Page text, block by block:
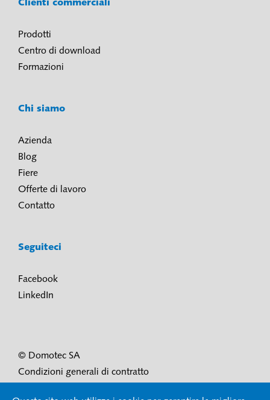
Clienti commerciali
Prodotti
Centro di download
Formazioni
Chi siamo
Azienda
Blog
Fiere
Offerte di lavoro
Contatto
Seguiteci
Facebook
LinkedIn
© Domotec SA
Condizioni generali di contratto